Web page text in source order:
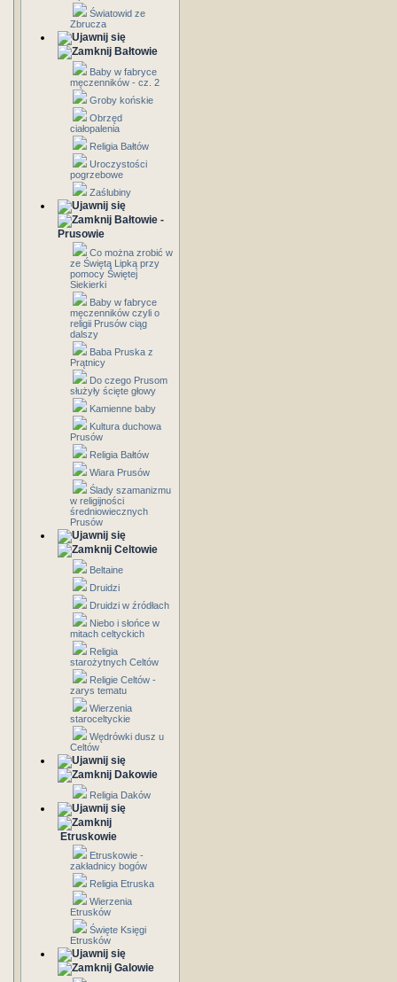
Światowid ze
Zbrucza
Bałtowie
Baby w fabryce
męczenników - cz. 2
Groby końskie
Obrzęd
ciałopalenia
Religia Bałtów
Uroczystości
pogrzebowe
Zaślubiny
Bałtowie -
Prusowie
Co można zrobić w
ze Świętą Lipką przy
pomocy Świętej
Siekierki
Baby w fabryce
męczenników czyli o
religii Prusów ciąg
dalszy
Baba Pruska z
Prątnicy
Do czego Prusom
służyły ścięte głowy
Kamienne baby
Kultura duchowa
Prusów
Religia Bałtów
Wiara Prusów
Ślady szamanizmu
w religijności
średniowiecznych
Prusów
Celtowie
Beltaine
Druidzi
Druidzi w źródłach
Niebo i słońce w
mitach celtyckich
Religia
starożytnych Celtów
Religie Celtów -
zarys tematu
Wierzenia
staroceltyckie
Wędrówki dusz u
Celtów
Dakowie
Religia Daków
Etruskowie
Etruskowie -
zakładnicy bogów
Religia Etruska
Wierzenia
Etrusków
Święte Księgi
Etrusków
Galowie